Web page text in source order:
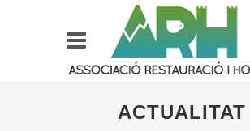
ACTUALITAT